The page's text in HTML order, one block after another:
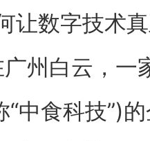
让数字技术
州白云，一
“中食科技”)